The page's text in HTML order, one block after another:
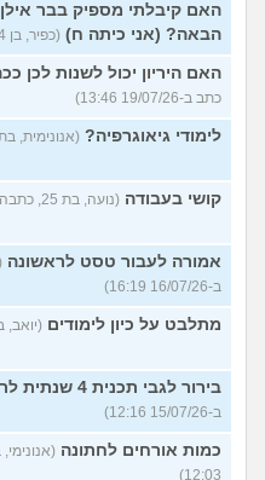
האם קיבלתי מספיק בבר
הבאה? (אני כיתה ח) (כפיר, בן 14, כתב ב-19/07/26 13:57)
האם היריון יכול לשנות לכן
כתב ב-19/07/26 13:46)
לימודי גיאוגרפיה? (אנונימית, בת 19, כתבה ב-19/07/26
קושי בעבודה (נועה, בת 25, כתבה ב-16/07/26 16:28)
אמורה לעבור טסט לראשונה
ב-16/07/26 16:19)
מתלבט על כיון לימודים (יואב, בן 27, כתב ב-16/07/26
בירור לגבי תכנית 4 שנתית לרפואה
ב-15/07/26 12:16)
כמות אורחים לחתונה
12:03)